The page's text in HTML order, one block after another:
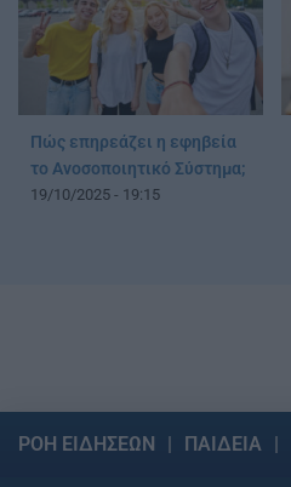
Πώς επηρεάζει η εφηβεία
το Ανοσοποιητικό Σύστημα;
19/10/2025 - 19:15
ΡΟΗ ΕΙΔΗΣΕΩΝ ΠΑΙΔΕΙΑ